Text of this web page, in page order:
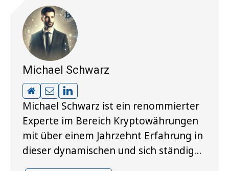
Michael Schwarz
Michael Schwarz ist ein renommierter
Experte im Bereich Kryptowährungen
mit über einem Jahrzehnt Erfahrung in
dieser dynamischen und sich ständig…